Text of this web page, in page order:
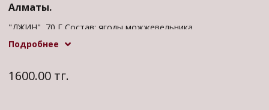
Алматы.
"ДЖИН", 70 Г Состав: ягоды можжевельника
обыкновенного.
Подробнее
1600.00 тг.